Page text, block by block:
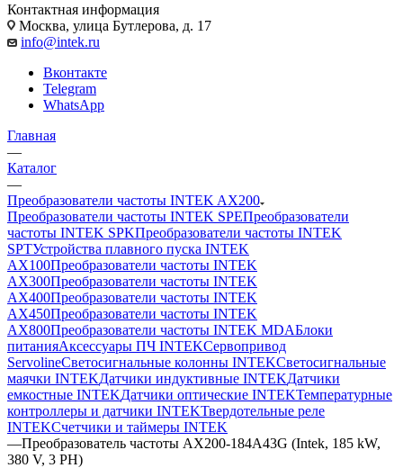
Контактная информация
Москва, улица Бутлерова, д. 17
info@intek.ru
Вконтакте
Telegram
WhatsApp
Главная
—
Каталог
—
Преобразователи частоты INTEK AX200
Преобразователи частоты INTEK SPEПреобразователи
частоты INTEK SPKПреобразователи частоты INTEK
SPTУстройства плавного пуска INTEK
AX100Преобразователи частоты INTEK
AX300Преобразователи частоты INTEK
AX400Преобразователи частоты INTEK
AX450Преобразователи частоты INTEK
AX800Преобразователи частоты INTEK MDAБлоки
питанияАксессуары ПЧ INTEKСервопривод
ServolineСветосигнальные колонны INTEKСветосигнальные
маячки INTEKДатчики индуктивные INTEKДатчики
емкостные INTEKДатчики оптические INTEKТемпературные
контроллеры и датчики INTEKТвердотельные реле
INTEKСчетчики и таймеры INTEK
—Преобразователь частоты AX200-184A43G (Intek, 185 kW,
380 V, 3 PH)